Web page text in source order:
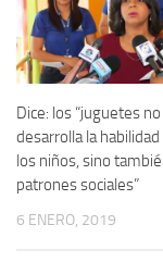
Dice: los “juguetes
desarrolla la habilidad
los niños, sino
patrones sociales”
6 ENERO, 2019